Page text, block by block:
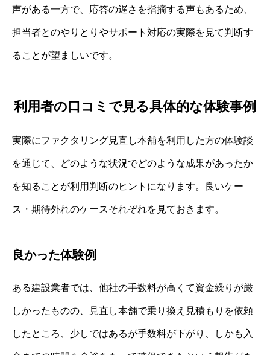
声がある一方で、応答の遅さを指摘する声もあるため、
担当者とのやりとりやサポート対応の実際を見て判断す
ることが望ましいです。
利用者の口コミで見る具体的な体験事例
実際にファクタリング見直し本舗を利用した方の体験談
を通じて、どのような状況でどのような成果があったか
を知ることが利用判断のヒントになります。良いケー
ス・期待外れのケースそれぞれを見ておきます。
良かった体験例
ある建設業者では、他社の手数料が高くて資金繰りが厳
しかったものの、見直し本舗で乗り換え見積もりを依頼
したところ、少しではあるが手数料が下がり、しかも入